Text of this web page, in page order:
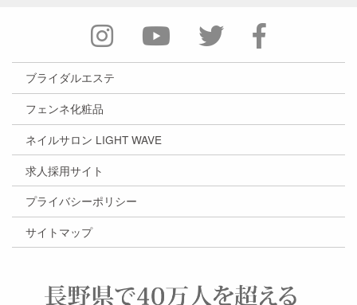
ブライダルエステ
フェンネ化粧品
ネイルサロン LIGHT WAVE
求人採用サイト
プライバシーポリシー
サイトマップ